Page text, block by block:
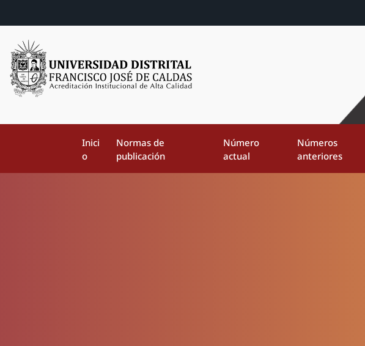
Inici
o
Normas de
publicación
Número
actual
Números
anteriores